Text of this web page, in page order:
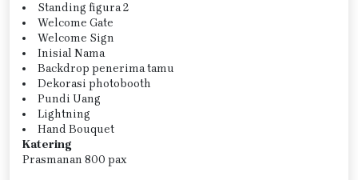
Standing figura 2
Welcome Gate
Welcome Sign
Inisial Nama
Backdrop penerima tamu
Dekorasi photobooth
Pundi Uang
Lightning
Hand Bouquet
Katering
Prasmanan 800 pax